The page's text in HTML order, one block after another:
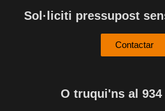
Sol·liciti pressupost
Contactar
O truqui'ns al 934